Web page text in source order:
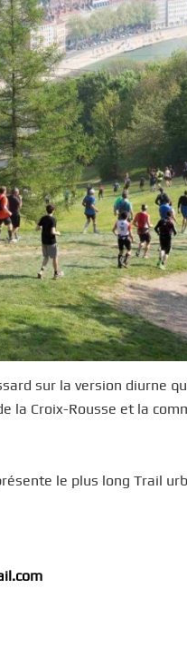
sur la version diurne
la Croix-Rousse et la
le plus long Trail